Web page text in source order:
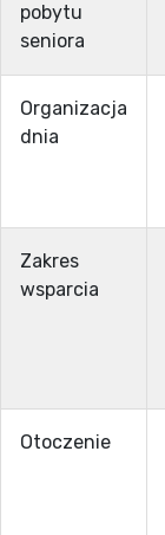
pobytu
seniora
Organizacja
dnia
Zakres
wsparcia
Otoczenie